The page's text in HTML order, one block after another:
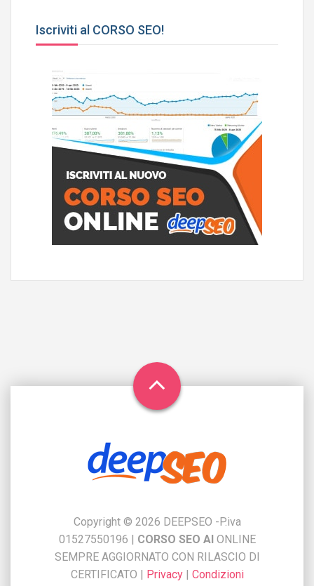
Iscriviti al CORSO SEO!
Copyright © 2026 DEEPSEO -P.iva
01527550196 | CORSO SEO AIONLINE
SEMPRE AGGIORNATO CON RILASCIO DI
CERTIFICATO | Privacy | Condizioni